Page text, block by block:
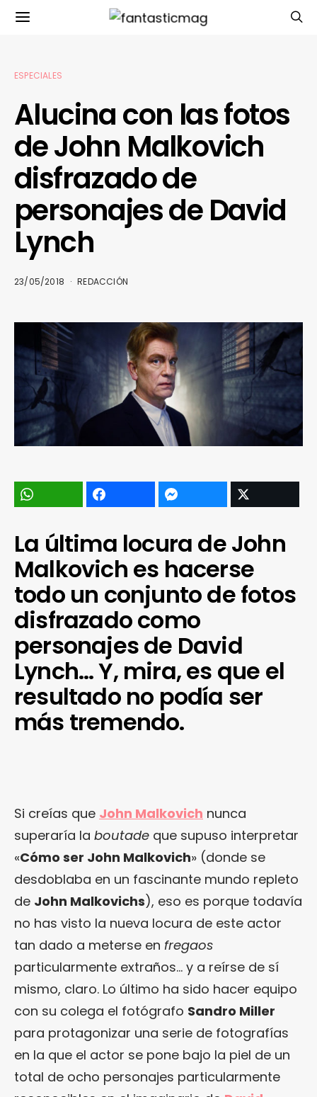
ESPECIALES
Alucina con las fotos
de John Malkovich
disfrazado de
personajes de David
Lynch
23/05/2018 REDACCIÓN
La última locura de John
Malkovich es hacerse
todo un conjunto de fotos
disfrazado como
personajes de David
Lynch… Y, mira, es que el
resultado no podía ser
más tremendo.
Si creías que John Malkovich nunca
superaría la boutade que supuso interpretar
«Cómo ser John Malkovich» (donde se
desdoblaba en un fascinante mundo repleto
de John Malkovichs), eso es porque todavía
no has visto la nueva locura de este actor
tan dado a meterse en fregaos
particularmente extraños… y a reírse de sí
mismo, claro. Lo último ha sido hacer equipo
con su colega el fotógrafo Sandro Miller
para protagonizar una serie de fotografías
en la que el actor se pone bajo la piel de un
total de ocho personajes particularmente